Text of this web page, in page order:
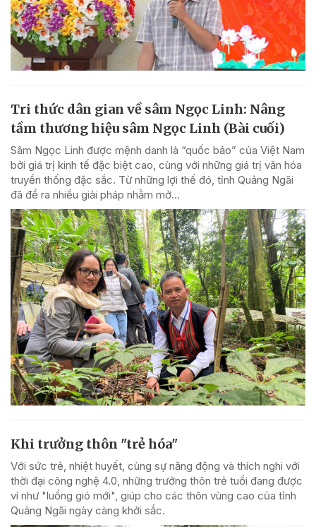
Tri thức dân gian về sâm Ngọc Linh: Nâng
tầm thương hiệu sâm Ngọc Linh (Bài cuối)
Sâm Ngọc Linh được mệnh danh là “quốc bảo” của Việt Nam
bởi giá trị kinh tế đặc biệt cao, cùng với những giá trị văn hóa
truyền thống đặc sắc. Từ những lợi thế đó, tỉnh Quảng Ngãi
đã đề ra nhiều giải pháp nhằm mở...
Khi trưởng thôn "trẻ hóa"
Với sức trẻ, nhiệt huyết, cùng sự năng động và thích nghi với
thời đại công nghệ 4.0, những trưởng thôn trẻ tuổi đang được
ví như "luồng gió mới", giúp cho các thôn vùng cao của tỉnh
Quảng Ngãi ngày càng khởi sắc.